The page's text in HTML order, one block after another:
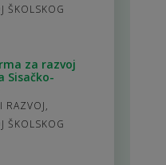
ŠKOLSKOG
za razvoj
Sisačko-
RAZVOJ,
ŠKOLSKOG